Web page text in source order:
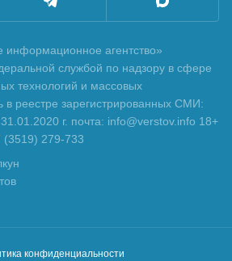
агентство»
службой по надзору в сфере
технологий и массовых
в реестре зарегистрированных СМИ:
г. почта: info@verstov.info 18+
279-733
конфиденциальности